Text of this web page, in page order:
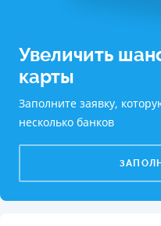
Увеличить
карты
Заполните заявку,
несколько банков